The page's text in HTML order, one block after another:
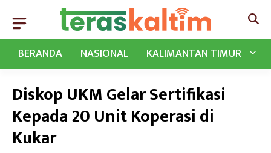
BERANDA
NASIONAL KALIMANTAN TIMUR
Diskop UKM Gelar Sertifikasi
Kepada 20 Unit Koperasi di
Kukar